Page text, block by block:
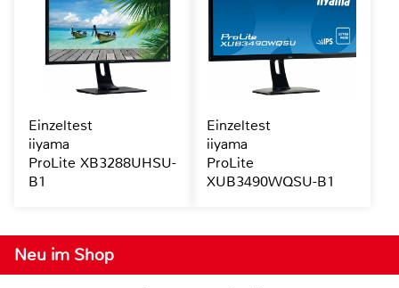
Neu im Shop
Einzeltest
iiyama
ProLite XB3288UHSU-
B1
Einzeltest
iiyama
ProLite
XUB3490WQSU-B1